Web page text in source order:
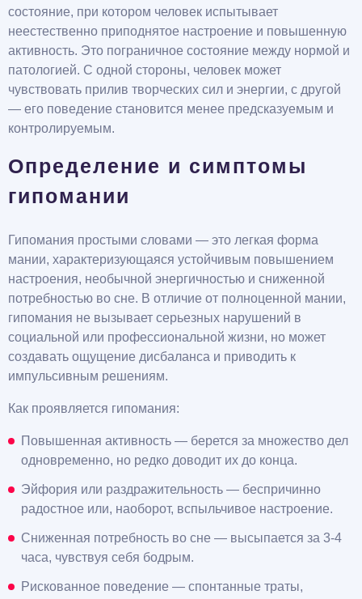
состояние, при котором человек испытывает
неестественно приподнятое настроение и повышенную
активность. Это пограничное состояние между нормой и
патологией. С одной стороны, человек может
чувствовать прилив творческих сил и энергии, с другой
— его поведение становится менее предсказуемым и
контролируемым.
Определение и симптомы
гипомании
Гипомания простыми словами — это легкая форма
мании, характеризующаяся устойчивым повышением
настроения, необычной энергичностью и сниженной
потребностью во сне. В отличие от полноценной мании,
гипомания не вызывает серьезных нарушений в
социальной или профессиональной жизни, но может
создавать ощущение дисбаланса и приводить к
импульсивным решениям.
Как проявляется гипомания:
Повышенная активность — берется за множество дел
одновременно, но редко доводит их до конца.
Эйфория или раздражительность — беспричинно
радостное или, наоборот, вспыльчивое настроение.
Сниженная потребность во сне — высыпается за 3-4
часа, чувствуя себя бодрым.
Рискованное поведение — спонтанные траты,